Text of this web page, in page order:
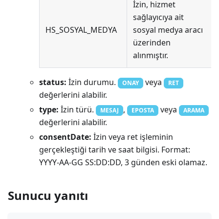
HS_SOSYAL_MEDYA
İzin, hizmet
sağlayıcıya ait
sosyal medya aracı
üzerinden
alınmıştır.
status: İzin durumu. ONAY veya RET
değerlerini alabilir.
type: İzin türü. MESAJ , EPOSTA veya ARAMA
değerlerini alabilir.
consentDate: İzin veya ret işleminin
gerçekleştiği tarih ve saat bilgisi. Format:
YYYY-AA-GG SS:DD:DD, 3 günden eski olamaz.
Sunucu yanıtı